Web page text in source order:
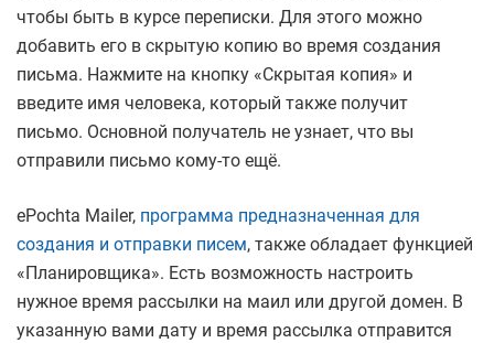
чтобы быть в курсе переписки. Для этого можно
добавить его в скрытую копию во время создания
письма. Нажмите на кнопку «Скрытая копия» и
введите имя человека, который также получит
письмо. Основной получатель не узнает, что вы
отправили письмо кому-то ещё.
ePochta Mailer, программа предназначенная для
создания и отправки писем, также обладает функцией
«Планировщика». Есть возможность настроить
нужное время рассылки на маил или другой домен. В
указанную вами дату и время рассылка отправится